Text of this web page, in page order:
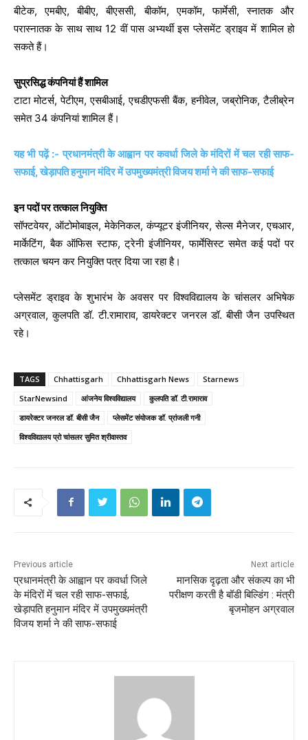
बीटेक, एमबीए, बीबीए, बीएससी, बीकॉम, एमकॉम, फार्मेसी, स्नातक और
परास्नातक के साथ साथ 12 वीं पास अभ्यर्थी इस प्लेसमेंट ड्राइव में शामिल हो
सकते हैं।
सुप्रसिद्ध कंपनियां हैं शामिल
टाटा मोटर्स, पेटीएम, एसबीआई, एचडीएफसी बैंक, हनीवेल, जब्रोनिक, टैलीब्रेन
समेत 34 कंपनियां शामिल हैं।
यह भी पढ़ें :- प्रधानमंत्री के आह्वान पर कवर्धा जिले के मंदिरों में चल रही साफ-
सफाई, खेड़ापति हनुमान मंदिर में उपमुख्यमंत्री विजय शर्मा ने की साफ-सफाई
इन पदों पर तत्काल नियुक्ति
सॉफ्टवेयर, ऑटोमोबाइल, मेकेनिकल, कंप्यूटर इंजीनियर, सेल्स मैनेजर, एचआर,
मार्केटिंग, बैक ऑफिस स्टाफ, ट्रेनी इंजीनियर, फार्मेसिस्ट समेत कई पदों पर
तत्काल चयन कर नियुक्ति पत्र दिया जा रहा है।
प्लेसमेंट ड्राइव के शुभारंभ के अवसर पर विश्वविद्यालय के चांसलर अभिषेक
अग्रवाल, कुलपति डॉ. टी.रामाराव, डायरेक्टर जनरल डॉ. बीसी जैन उपस्थित
रहे।
TAGS Chhattisgarh Chhattisgarh News
Starnews
StarNewsind
आंजनेय विश्वविद्यालय
कुलपति डॉ. टी.रामाराव
डायरेक्टर जनरल डॉ. बीसी जैन
प्लेसमेंट संयोजक डॉ. प्रांजली गनी
विश्वविद्यालय प्रो चांसलर सुमित श्रीवास्तव
Previous article
प्रधानमंत्री के आह्वान पर कवर्धा जिले
के मंदिरों में चल रही साफ-सफाई,
खेड़ापति हनुमान मंदिर में उपमुख्यमंत्री
विजय शर्मा ने की साफ-सफाई
Next article
मानसिक दृढ़ता और संकल्प का भी
परीक्षण करती है बॉडी बिल्डिंग : मंत्री
बृजमोहन अग्रवाल